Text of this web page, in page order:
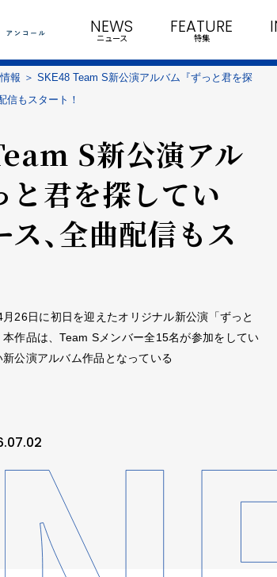
NEWS
ニュース
FEATURE
特集
報
SKE48 Team S新公演アルバム『ずっと君を探
信もスタート！
S新公演アル
と君を探してい
ス、全曲配信もス
26日に初日を迎えたオリジナル新公演「ずっと
作品は、Team Sメンバー全15名が参加をしてい
公演アルバム作品となっている